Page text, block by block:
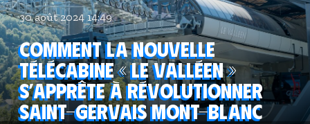
30 août 2024 14:49
Comment la nouvelle
télécabine « Le Valléen »
s’apprête à révolutionner
Saint-Gervais Mont-Blanc